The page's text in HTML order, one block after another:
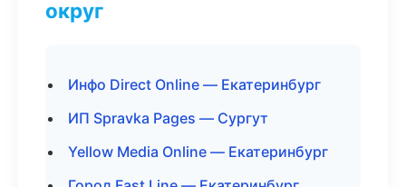
округ
Инфо Direct Online — Екатеринбург
ИП Spravka Pages — Сургут
Yellow Media Online — Екатеринбург